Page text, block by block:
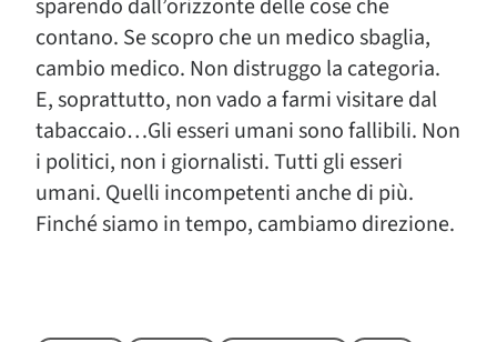
sparendo dall’orizzonte delle cose che
contano. Se scopro che un medico sbaglia,
cambio medico. Non distruggo la categoria.
E, soprattutto, non vado a farmi visitare dal
tabaccaio…Gli esseri umani sono fallibili. Non
i politici, non i giornalisti. Tutti gli esseri
umani. Quelli incompetenti anche di più.
Finché siamo in tempo, cambiamo direzione.